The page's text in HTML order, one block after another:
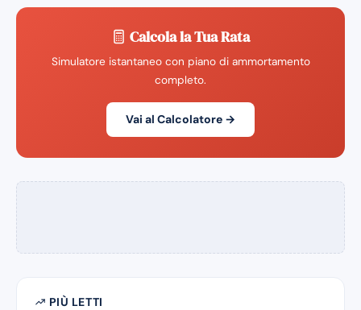
Calcola la Tua Rata
Simulatore istantaneo con piano di ammortamento
completo.
Vai al Calcolatore →
PIÙ LETTI